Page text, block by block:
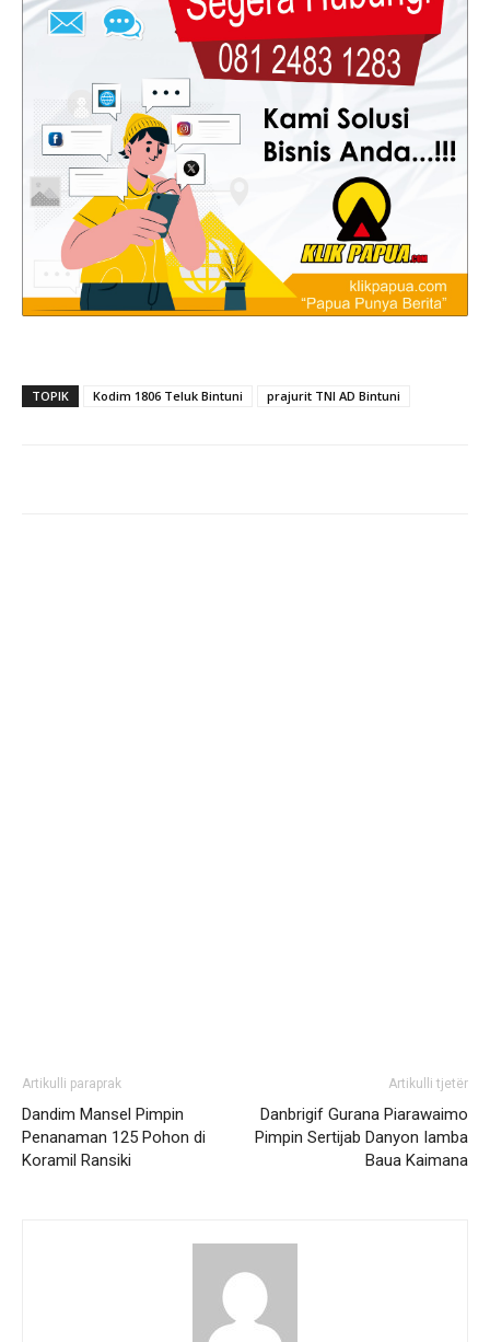
TOPIK Kodim 1806 Teluk Bintuni prajurit TNI AD Bintuni
Artikulli paraprak
Dandim Mansel Pimpin
Penanaman 125 Pohon di
Koramil Ransiki
Artikulli tjetër
Danbrigif Gurana Piarawaimo
Pimpin Sertijab Danyon Iamba
Baua Kaimana